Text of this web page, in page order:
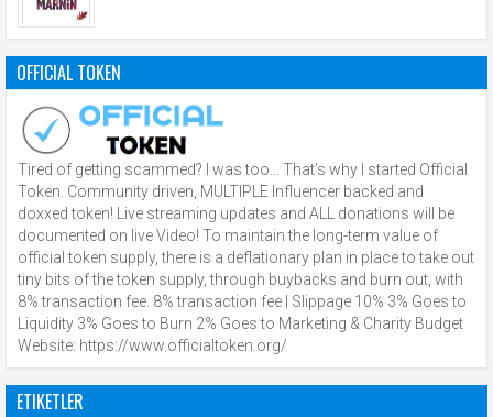
OFFICIAL TOKEN
Tired of getting scammed? I was too… That’s why I started Official
Token. Community driven, MULTIPLE Influencer backed and
doxxed token! Live streaming updates and ALL donations will be
documented on live Video! To maintain the long-term value of
official token supply, there is a deflationary plan in place to take out
tiny bits of the token supply, through buybacks and burn out, with
8% transaction fee. 8% transaction fee | Slippage 10% 3% Goes to
Liquidity 3% Goes to Burn 2% Goes to Marketing & Charity Budget
Website: https://www.officialtoken.org/
ETIKETLER